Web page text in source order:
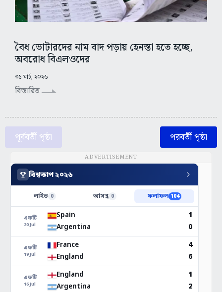
বৈধ ভোটারদের নাম বাদ পড়ায় হেনস্তা হতে হচ্ছে,
অবরোধ বিএলওদের
৩১ মার্চ, ২০২৬
বিস্তারিত
পূর্ববর্তী পৃষ্ঠা পরবর্তী পৃষ্ঠা
ADVERTISEMENT